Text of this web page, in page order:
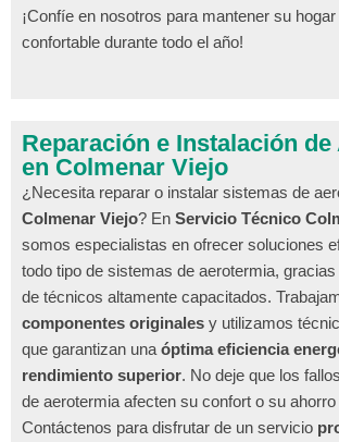
¡Confíe en nosotros para mantener su
confortable durante todo el año!
Reparación e Instalación
en Colmenar Viejo
¿Necesita reparar o instalar sistemas de
Colmenar Viejo? En Servicio Técnico
somos especialistas en ofrecer soluciones
todo tipo de sistemas de aerotermia,
de técnicos altamente capacitados.
componentes originales y utilizamos
que garantizan una óptima eficiencia
rendimiento superior. No deje que los
de aerotermia afecten su confort o su
Contáctenos para disfrutar de un servicio